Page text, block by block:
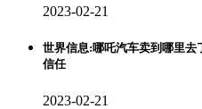
2023-02-21
世界信息:哪吒汽车卖到哪里
信任
2023-02-21